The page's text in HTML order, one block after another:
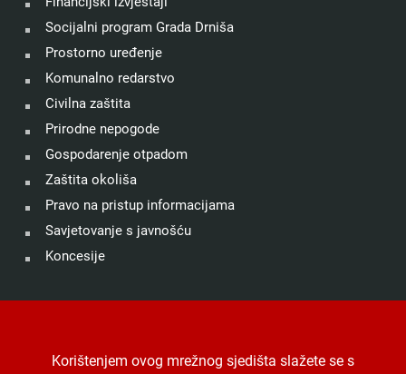
Socijalni program Grada Drniša
Prostorno uređenje
Komunalno redarstvo
Civilna zaštita
Prirodne nepogode
Gospodarenje otpadom
Zaštita okoliša
Pravo na pristup informacijama
Savjetovanje s javnošću
Koncesije
Digitalna pristupačnost.Jedinstveni digitalni pristupnik
Korištenjem ovog mrežnog sjedišta slažete se s